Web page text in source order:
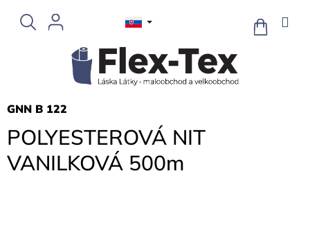
obsah
KOŠÍK
POLYESTEROVÁ NIT
VANILKOVÁ 500m
GNN B 122